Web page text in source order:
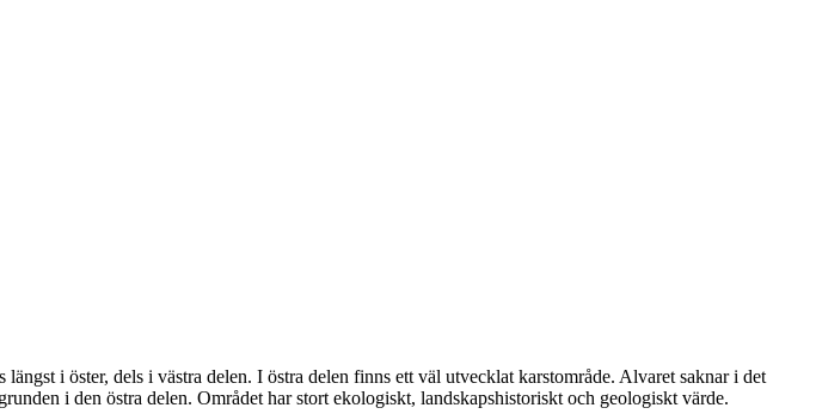
i öster, dels i västra delen. I östra delen finns ett väl utvecklat karstområde. Alvaret saknar i det
i den östra delen. Området har stort ekologiskt, landskapshistoriskt och geologiskt värde.